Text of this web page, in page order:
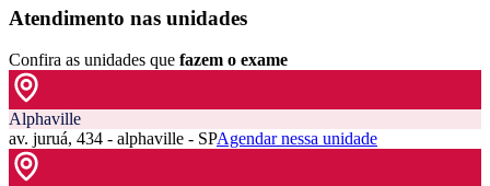
Atendimento nas unidades
Confira as unidades que fazem o exame
Alphaville
av. juruá, 434 - alphaville - SPAgendar nessa unidade